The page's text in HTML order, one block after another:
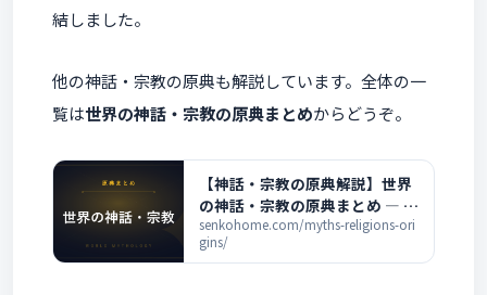
結しました。
他の神話・宗教の原典も解説しています。全体の一
覧は世界の神話・宗教の原典まとめからどうぞ。
【神話・宗教の原典解説】世界
の神話・宗教の原典まとめ ― 各
神話の解説一覧
senkohome.com/myths-religions-ori
gins/